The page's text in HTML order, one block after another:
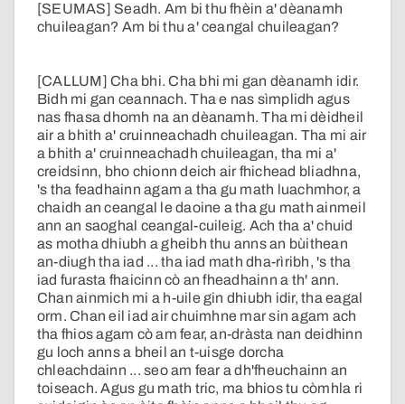
[SEUMAS] Seadh. Am bi thu fhèin a' dèanamh
chuileagan? Am bi thu a' ceangal chuileagan?
[CALLUM] Cha bhi. Cha bhi mi gan dèanamh idir.
Bidh mi gan ceannach. Tha e nas sìmplidh agus
nas fhasa dhomh na an dèanamh. Tha mi dèidheil
air a bhith a' cruinneachadh chuileagan. Tha mi air
a bhith a' cruinneachadh chuileagan, tha mi a'
creidsinn, bho chionn deich air fhichead bliadhna,
's tha feadhainn agam a tha gu math luachmhor, a
chaidh an ceangal le daoine a tha gu math ainmeil
ann an saoghal ceangal-cuileig. Ach tha a' chuid
as motha dhiubh a gheibh thu anns an bùithean
an-diugh tha iad ... tha iad math dha-rìribh, 's tha
iad furasta fhaicinn cò an fheadhainn a th' ann.
Chan ainmich mi a h-uile gin dhiubh idir, tha eagal
orm. Chan eil iad air chuimhne mar sin agam ach
tha fhios agam cò am fear, an-dràsta nan deidhinn
gu loch anns a bheil an t-uisge dorcha
chleachdainn ... seo am fear a dh'fheuchainn an
toiseach. Agus gu math tric, ma bhios tu còmhla ri